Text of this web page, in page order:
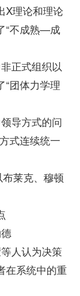
理论和理论
“不成熟—成
正式组织以
团体力学理
导方式的问
式连续统一
莱克、穆顿
人认为决策
在系统中的重